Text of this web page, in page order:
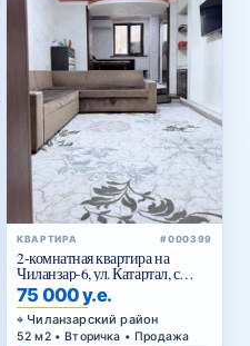
КВАРТИРА #000399
2-комнатная квартира на
Чиланзар-6, ул. Катартал, с
мебелью и техникой
75 000 у.е.
Чиланзарский район
52 м2 • Вторичка • Продажа